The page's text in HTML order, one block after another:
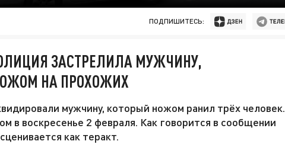
ПОДПИШИТЕСЬ:
ЗАСТРЕЛИЛА МУЖЧИНУ,
НА ПРОХОЖИХ
мужчину, который ножом ранил трёх человек.
в воскресенье 2 февраля. Как говорится в сообщении
как теракт.